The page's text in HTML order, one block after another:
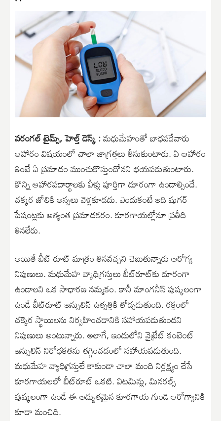
వరంగల్ టైమ్స్, హెల్త్ డెస్క్ :మధుమేహంతో బాధపడేవారు
ఆహారం విషయంలో చాలా జాగ్రత్తలు తీసుకుంటారు. ఏ ఆహారం
తింటే ఏ ప్రమాదం ముంచుకొస్తుందోనని భయపడుతుంటారు.
కొన్ని ఆహారపదార్థాలకు వీళ్లు పూర్తిగా దూరంగా ఉండాల్సిందే.
చక్కర జోలికి అస్సలు వెళ్లకూడదు. ఎందుకంటే ఇది షుగర్
పేషంట్లకు అత్యంత ప్రమాదకరం. కూరగాయల్లోనూ ప్రతీది
తినలేరు.
అయితే బీట్ రూట్ మాత్రం తినవచ్చని చెబుతున్నారు ఆరోగ్య
నిపుణులు. మధుమేహ వ్యాధిగ్రస్తులు బీట్‌రూట్‌కు దూరంగా
ఉండాలని ఒక సాధారణ నమ్మకం. కానీ మాంగనీస్ పుష్కలంగా
ఉండే బీట్‌రూట్ ఇన్సులిన్ ఉత్పత్తికి తోడ్పడుతుంది. రక్తంలో
చక్కెర స్థాయిలను నిర్వహించడానికి సహాయపడుతుందని
నిపుణులు అంటున్నారు. అలాగే, ఇందులోని నైట్రేట్ కంటెంట్
ఇన్సులిన్ నిరోధకతను తగ్గించడంలో సహాయపడుతుంది.
మధుమేహ వ్యాధిగ్రస్తులే కాకుండా చాలా మంది నిర్లక్ష్యం చేసే
కూరగాయలలో బీట్‌రూట్ ఒకటి. విటమిన్లు, మినరల్స్
పుష్కలంగా ఉండే ఈ అద్భుతమైన కూరగాయ గుండె ఆరోగ్యానికి
కూడా మంచిది.